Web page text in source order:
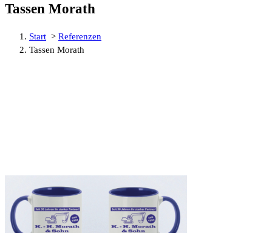
Tassen Morath
Start > Referenzen
Tassen Morath